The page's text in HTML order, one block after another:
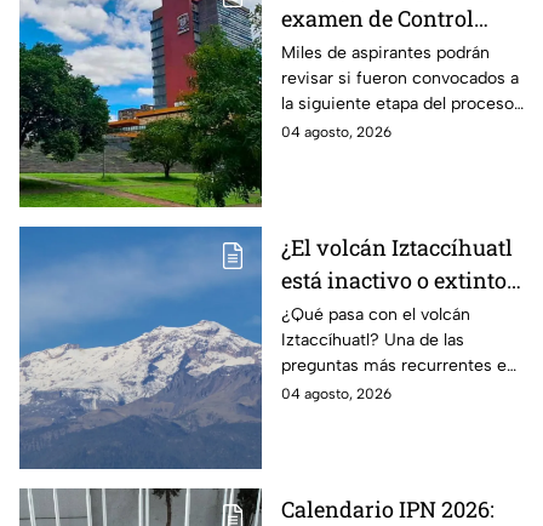
examen de Control
Presencial UNAM 2026:
aquí te damos la fecha
exacta
Miles de aspirantes podrán
revisar si fueron convocados a
la siguiente etapa del proceso
de ingreso a licenciatura y
04 agosto, 2026
¿El volcán Iztaccíhuatl
está inactivo o extinto?
Estas son las
diferencias
¿Qué pasa con el volcán
Iztaccíhuatl? Una de las
preguntas más recurrentes es
si puede o no hacer erupción;
04 agosto, 2026
Calendario IPN 2026: